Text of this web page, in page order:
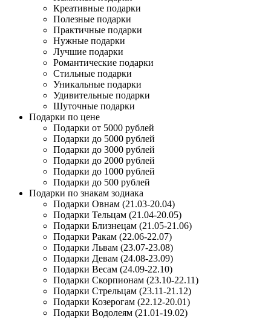
Креативные подарки
Полезные подарки
Практичные подарки
Нужные подарки
Лучшие подарки
Романтические подарки
Стильные подарки
Уникальные подарки
Удивительные подарки
Шуточные подарки
Подарки по цене
Подарки от 5000 рублей
Подарки до 5000 рублей
Подарки до 3000 рублей
Подарки до 2000 рублей
Подарки до 1000 рублей
Подарки до 500 рублей
Подарки по знакам зодиака
Подарки Овнам (21.03-20.04)
Подарки Тельцам (21.04-20.05)
Подарки Близнецам (21.05-21.06)
Подарки Ракам (22.06-22.07)
Подарки Львам (23.07-23.08)
Подарки Девам (24.08-23.09)
Подарки Весам (24.09-22.10)
Подарки Скорпионам (23.10-22.11)
Подарки Стрельцам (23.11-21.12)
Подарки Козерогам (22.12-20.01)
Подарки Водолеям (21.01-19.02)